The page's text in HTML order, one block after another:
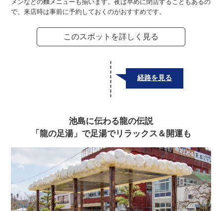
メンなどの麵メニューも揃います。夜は早めに閉店することもあるの
で、来店時は事前に予約しておくのがおすすめです。
このスポットを詳しく見る
経路を見る
池島に伝わる龍の伝説
「龍の足湯」で足湯でリラックス＆開運も